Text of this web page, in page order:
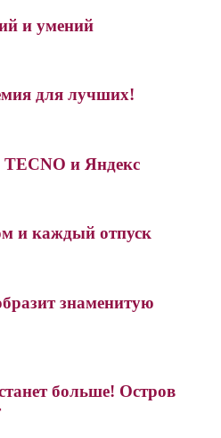
и умений
для лучших!
и Яндекс
и каждый отпуск
знаменитую
больше! Остров